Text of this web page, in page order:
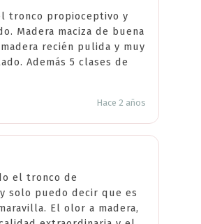
tronco propioceptivo y
Madera maciza de buena
recién pulida y muy
Además 5 clases de
Hace 2 años
el tronco de
solo puedo decir que es
El olor a madera,